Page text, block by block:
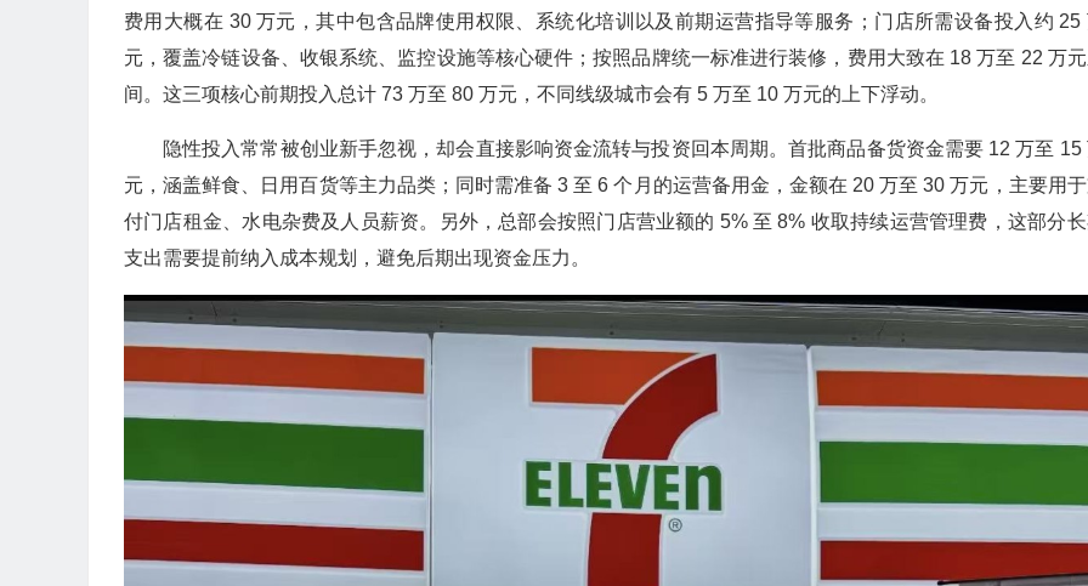
费用大概在 30 万元，其中包含品牌使用权限、系统化培训以及前期运营指导等服务；门店所需设备投入约 25
元，覆盖冷链设备、收银系统、监控设施等核心硬件；按照品牌统一标准进行装修，费用大致在 18 万至 22 万
间。这三项核心前期投入总计 73 万至 80 万元，不同线级城市会有 5 万至 10 万元的上下浮动。
隐性投入常常被创业新手忽视，却会直接影响资金流转与投资回本周期。首批商品备货资金需要 12 万至 15
元，涵盖鲜食、日用百货等主力品类；同时需准备 3 至 6 个月的运营备用金，金额在 20 万至 30 万元，主要用
付门店租金、水电杂费及人员薪资。另外，总部会按照门店营业额的 5% 至 8% 收取持续运营管理费，这部分
支出需要提前纳入成本规划，避免后期出现资金压力。